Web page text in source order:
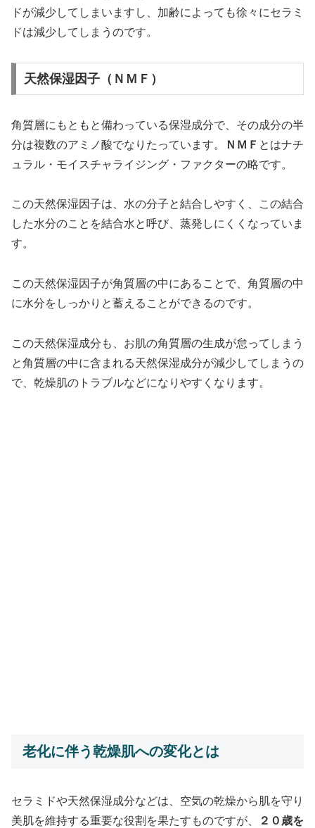
ドが減少してしまいますし、加齢によっても徐々にセラミ
ドは減少してしまうのです。
天然保湿因子（ＮＭＦ）
角質層にもともと備わっている保湿成分で、その成分の半
分は複数のアミノ酸でなりたっています。
ＮＭＦ とはナチ
ュラル・モイスチャライジング・ファクターの略です。
この天然保湿因子は、水の分子と結合しやすく、この結合
した水分のことを結合水と呼び、蒸発しにくくなっていま
す。
この天然保湿因子が角質層の中にあることで、角質層の中
に水分をしっかりと蓄えることができるのです。
この天然保湿成分も、お肌の角質層の生成が怠ってしまう
と角質層の中に含まれる天然保湿成分が減少してしまうの
で、乾燥肌のトラブルなどになりやすくなります。
老化に伴う乾燥肌への変化とは
セラミドや天然保湿成分などは、空気の乾燥から肌を守り
美肌を維持する重要な役割を果たすものですが、
２０歳を